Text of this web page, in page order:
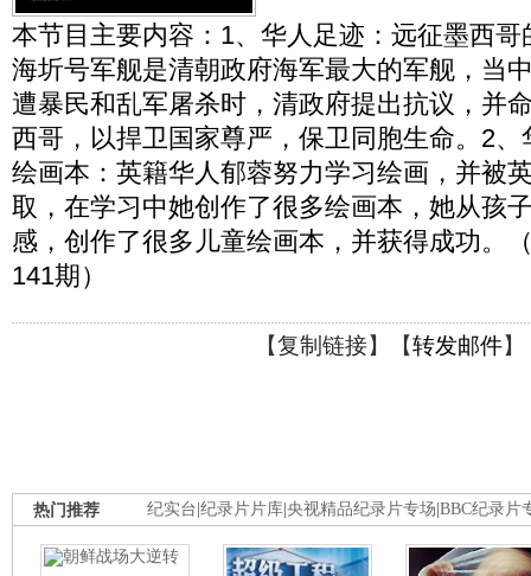
本节目主要内容：1、华人足迹：远征墨西
海圻号军舰是清朝政府海军最大的军舰，当
遭暴民和乱军屠杀时，清政府提出抗议，并
西哥，以捍卫国家尊严，保卫同胞生命。2
绘画本：英籍华人郁蓉努力学习绘画，并被
取，在学习中她创作了很多绘画本，她从孩
感，创作了很多儿童绘画本，并获得成功。
141期）
【复制链接】【转发邮件】
纪实台 纪录片片库 央视精品纪录片专场 BBC纪录片
热门推荐